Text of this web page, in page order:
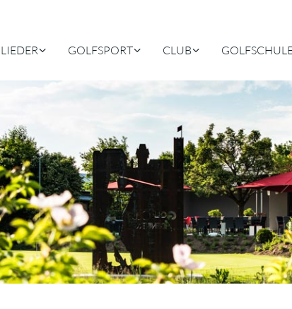
GOLFSPORT CLUB